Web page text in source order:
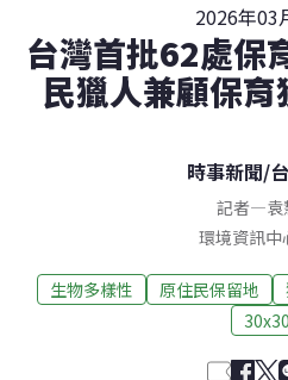
2026年03
台灣首批62處保
民獵人兼顧保
時事新聞/
記者—袁
環境資訊中
生物多樣性 原住民保留地
30x30